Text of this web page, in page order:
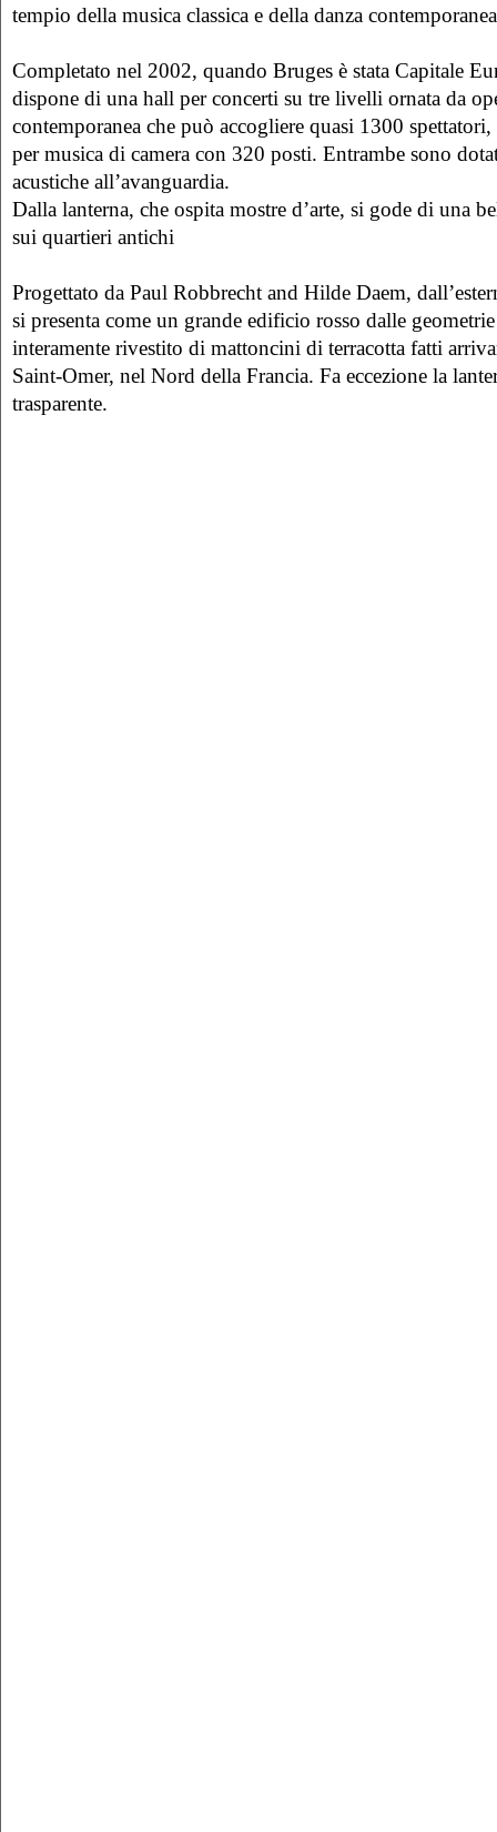
tempio della musica classica e della danza
Completato nel 2002, quando Bruges è stata Capitale
dispone di una hall per concerti su tre livelli ornata da
contemporanea che può accogliere quasi 1300
per musica di camera con 320 posti. Entrambe sono
acustiche all’avanguardia.
Dalla lanterna, che ospita mostre d’arte, si gode di una
sui quartieri antichi
Progettato da Paul Robbrecht and Hilde Daem,
si presenta come un grande edificio rosso dalle
interamente rivestito di mattoncini di terracotta fatti
Saint-Omer, nel Nord della Francia. Fa eccezione la
trasparente.